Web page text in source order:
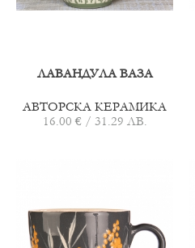
ЛАВАНДУЛА ВАЗА
АВТОРСКА КЕРАМИКА
16.00 € / 31.29 ЛВ.